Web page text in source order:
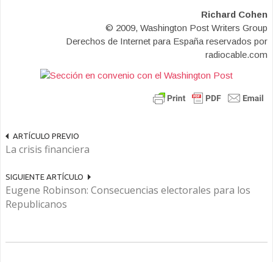
Richard Cohen
© 2009, Washington Post Writers Group
Derechos de Internet para España reservados por
radiocable.com
ARTÍCULO PREVIO
La crisis financiera
SIGUIENTE ARTÍCULO
Eugene Robinson: Consecuencias electorales para los
Republicanos